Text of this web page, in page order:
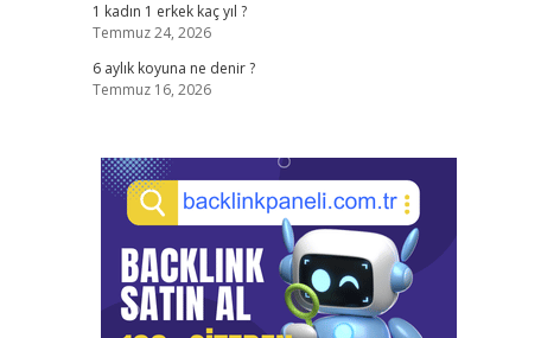
1 kadın 1 erkek kaç yıl ?
Temmuz 24, 2026
6 aylık koyuna ne denir ?
Temmuz 16, 2026